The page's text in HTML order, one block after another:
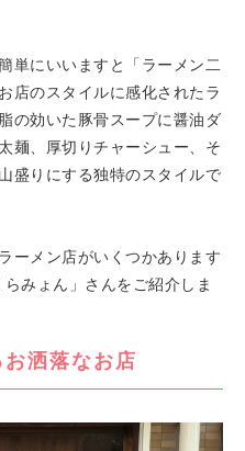
単にいいますと「ラーメン二
店のスタイルに感化されたラ
の効いた豚骨スープに醤油ダ
麺、厚切りチャーシュー、そ
盛りにする独特のスタイルで
ーメン店がいくつかあります
みょん」さんをご紹介しま
洒落なお店